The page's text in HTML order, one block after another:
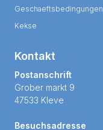
Geschaeftsbedingungen
Kekse
Kontakt
Postanschrift
Grober markt 9
47533 Kleve
Besuchsadresse